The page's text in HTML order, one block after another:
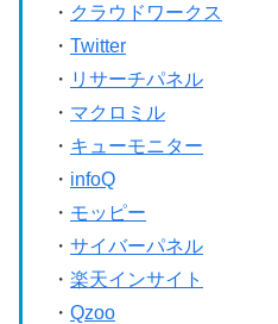
・ クラウドワークス
・ Twitter
・ リサーチパネル
・ マクロミル
・ キューモニター
・ infoQ
・ モッピー
・ サイバーパネル
・ 楽天インサイト
・ Qzoo